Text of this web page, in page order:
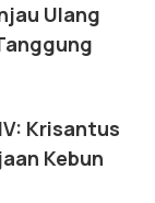
Ulang
Krisantus
Kebun